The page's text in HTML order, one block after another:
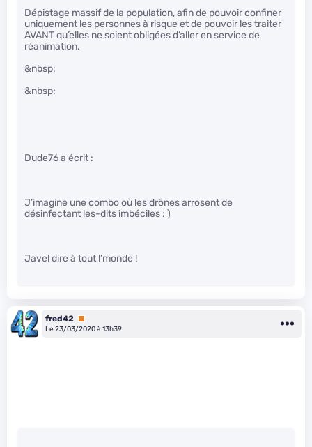
Dépistage massif de la population, afin de pouvoir confiner
uniquement les personnes à risque et de pouvoir les traiter
AVANT qu’elles ne soient obligées d’aller en service de
réanimation.
&nbsp;
&nbsp;
Dude76 a écrit :
J’imagine une combo où les drônes arrosent de
désinfectant les-dits imbéciles : )
Javel dire à tout l’monde !
fred42 Premium
Le 23/03/2020 à 13h39